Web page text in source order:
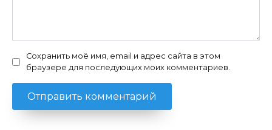
Сохранить моё имя, email и адрес сайта в этом
браузере для последующих моих комментариев.